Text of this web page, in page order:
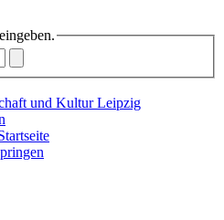
und Kultur Leipzig